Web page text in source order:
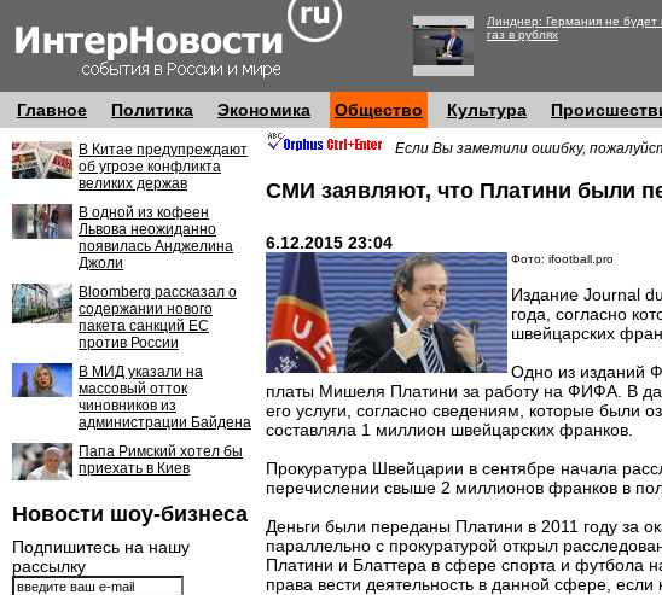
Линднер: Германия не будет
газ в рублях
Главное Политика Экономика Общество Культура
В Китае предупреждают
об угрозе конфликта
великих держав
В одной из кофеен
Львова неожиданно
появилась Анджелина
Джоли
Bloomberg рассказал о
содержании нового
пакета санкций ЕС
против России
В МИД указали на
массовый отток
чиновников из
администрации Байдена
Папа Римский хотел бы
приехать в Киев
Новости шоу-бизнеса
Подпишитесь на нашу
рассылку
Если Вы заметили ошибку,
СМИ заявляют, что Платини были
6.12.2015 23:04
Фото: ifootball.pro
Издание Journal
года, согласно
швейцарских
Одно из изданий
платы Мишеля Платини за работу на ФИФА. В
его услуги, согласно сведениям, которые были
составляла 1 миллион швейцарских франков.
Прокуратура Швейцарии в сентябре начала
перечислении свыше 2 миллионов франков в
Деньги были переданы Платини в 2011 году за
параллельно с прокуратурой открыл
Платини и Блаттера в сфере спорта и футбола
права вести деятельность в данной сфере,